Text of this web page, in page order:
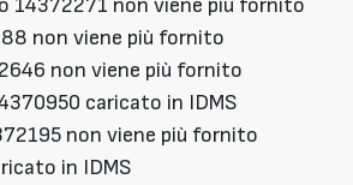
14372271 non viene più fornito
non viene più fornito
non viene più fornito
caricato in IDMS
non viene più fornito
in IDMS